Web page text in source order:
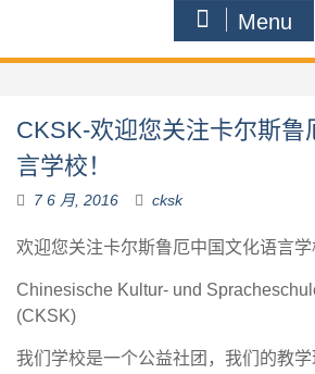
Menu
CKSK-欢迎您关注卡尔斯鲁
言学校！
7 6 月, 2016 cksk
欢迎您关注卡尔斯鲁厄中国文化语言学
Chinesische Kultur- und
(CKSK)
我们学校是一个公益社团，我们的教学